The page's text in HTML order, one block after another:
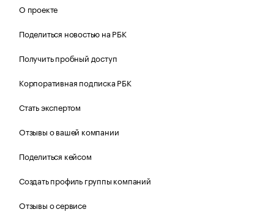
О проекте
Поделиться новостью на РБК
Получить пробный доступ
Корпоративная подписка РБК
Стать экспертом
Отзывы о вашей компании
Поделиться кейсом
Создать профиль группы компаний
Отзывы о сервисе